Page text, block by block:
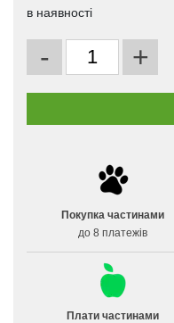
в наявності
- +
Покупка частинами
до 8 платежів
Плати частинами